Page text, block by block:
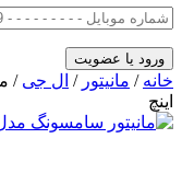
خانه / مانیتور / ال جی
اینچ